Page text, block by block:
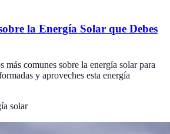
la Energía Solar que Debes
más comunes sobre la energía solar para
y aproveches esta energía
solar